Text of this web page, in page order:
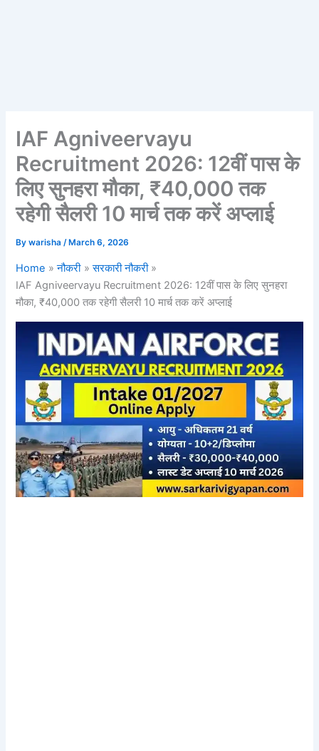
IAF Agniveervayu
Recruitment 2026: 12वीं पास के
लिए सुनहरा मौका, ₹40,000 तक
रहेगी सैलरी 10 मार्च तक करें अप्लाई
Bywarisha/ March 6, 2026
Home नौकरी
सरकारी नौकरी
IAF Agniveervayu Recruitment 2026: 12वीं पास के लिए सुनहरा
मौका, ₹40,000 तक रहेगी सैलरी 10 मार्च तक करें अप्लाई